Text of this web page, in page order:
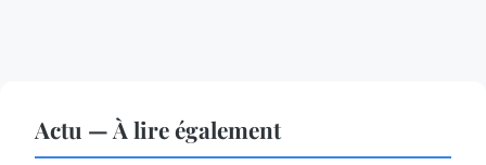
Actu — À lire également